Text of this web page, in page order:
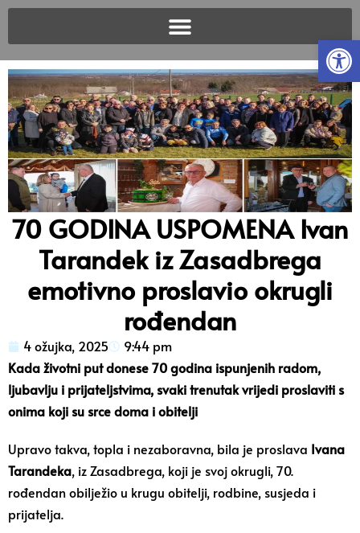
70 GODINA USPOMENA Ivan
Tarandek iz Zasadbrega
emotivno proslavio okrugli
rođendan
4 ožujka, 2025
9:44 pm
Kada životni put donese 70 godina ispunjenih radom,
ljubavlju i prijateljstvima, svaki trenutak vrijedi proslaviti s
onima koji su srce doma i obitelji
Upravo takva, topla i nezaboravna, bila je proslava Ivana
Tarandeka, iz Zasadbrega, koji je svoj okrugli, 70.
rođendan obilježio u krugu obitelji, rodbine, susjeda i
prijatelja.